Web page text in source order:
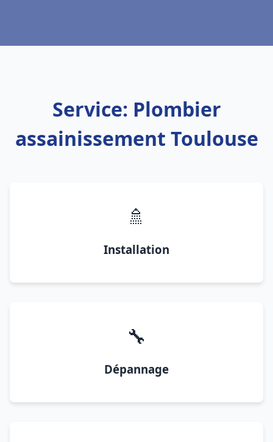
Service: Plombier
assainissement Toulouse
🚿
Installation
🔧
Dépannage